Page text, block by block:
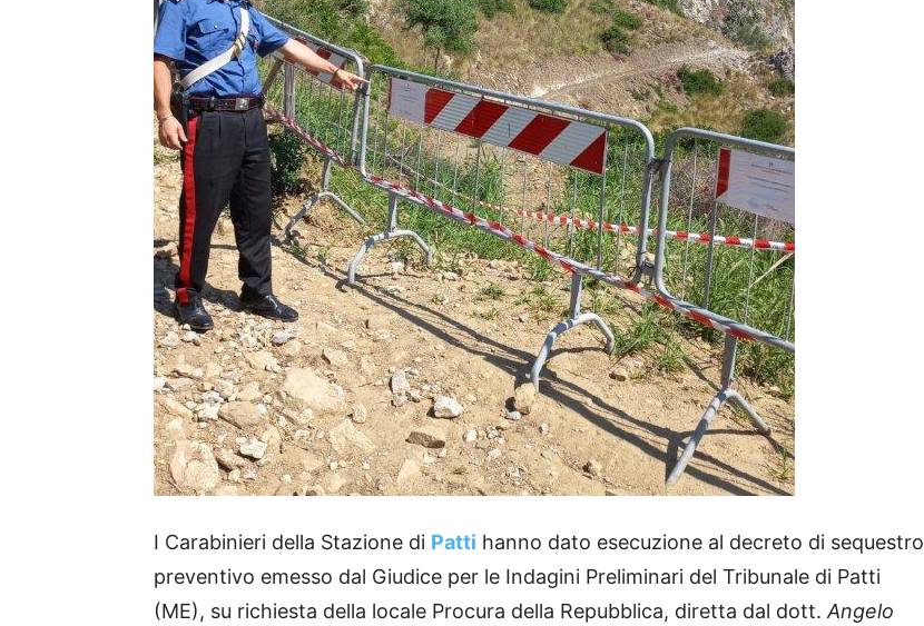
I Carabinieri della Stazione di Patti hanno dato esecuzione al decreto di sequestro
preventivo emesso dal Giudice per le Indagini Preliminari del Tribunale di Patti
(ME), su richiesta della locale Procura della Repubblica, diretta dal dott. Angelo